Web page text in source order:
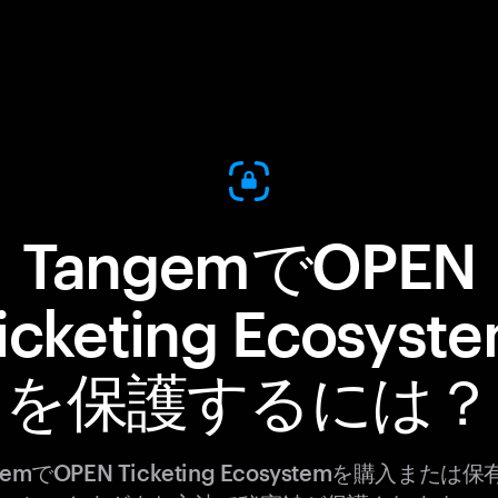
TangemでOPEN
を保護するには？
でOPEN Ticketing Ecosystemを購入または保